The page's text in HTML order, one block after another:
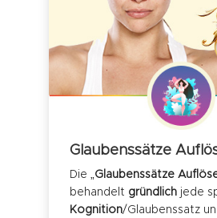
Glaubenssätze
Die „Glaubenssätze
behandelt gründlich jede
Kognition/Glaubenssatz